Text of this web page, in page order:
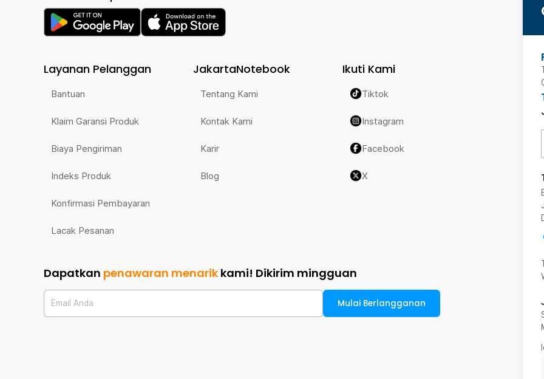
Layanan Pelanggan
Bantuan
Klaim Garansi Produk
Biaya Pengiriman
Indeks Produk
Konfirmasi Pembayaran
Lacak Pesanan
JakartaNotebook
Tentang Kami
Kontak Kami
Karir
Blog
Ikuti Kami
Tiktok
Instagram
Facebook
X
Dapatkan penawaran menarik kami! Dikirim mingguan
Email Anda Mulai Berlangganan